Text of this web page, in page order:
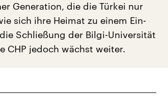
Generation, die die Türkei nur
sich ihre Heimat zu einem Ein-
Schließung der Bilgi-Universität
CHP jedoch wächst weiter.